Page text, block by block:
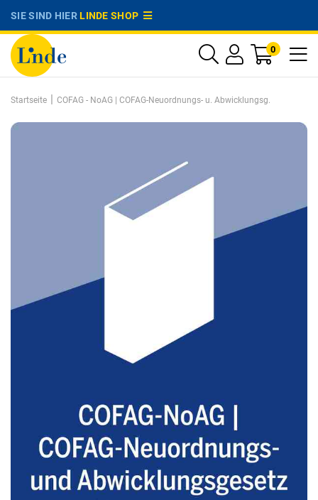
SIE SIND HIERLINDE SHOP
0
Startseite | COFAG - NoAG | COFAG-Neuordnungs- u. Abwicklungsg.